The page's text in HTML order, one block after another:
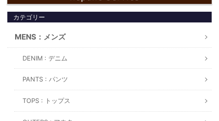
カテゴリー
MENS：メンズ
DENIM : デニム
PANTS : パンツ
TOPS : トップス